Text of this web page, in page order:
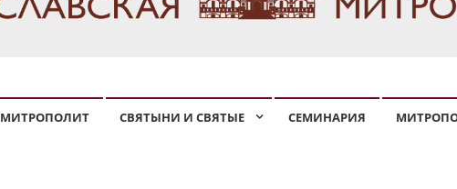
МИТРОПОЛИТ СВЯТЫНИ И СВЯТЫЕ СЕМИНАРИЯ